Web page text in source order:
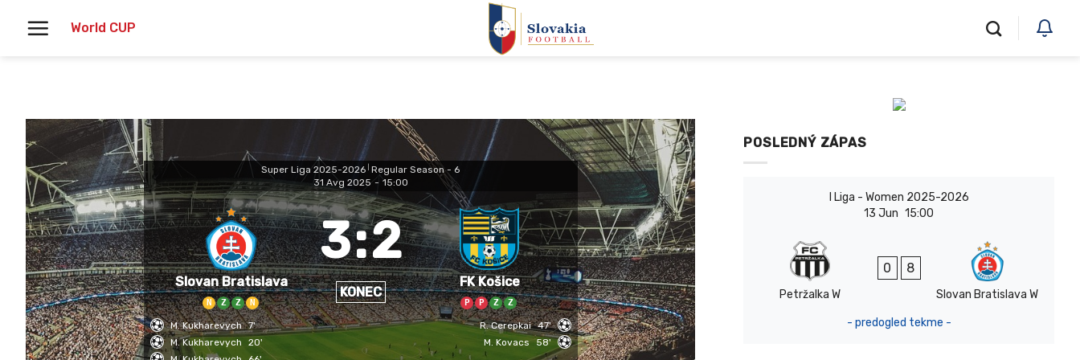
World CUP
Super Liga 2025-2026 Regular Season - 6
31 Avg 2025 - 15:00
Slovan Bratislava
N Z Z N
3:2
KONEC
FK Košice
P P Z Z
M. Kukharevych 7'
M. Kukharevych
20'
R. Cerepkai 47'
M. Kovacs
58'
POSLEDNÝ ZÁPAS
I Liga - Women 2025-2026
13 Jun 15:00
Petržalka W
0 8
Slovan Bratislava W
- predogled tekme -